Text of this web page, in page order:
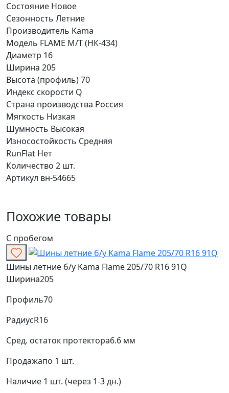
Состояние Новое
Сезонность Летние
Производитель Kama
Модель FLAME M/T (НК-434)
Диаметр 16
Ширина 205
Высота (профиль)70
Индекс скорости Q
Страна производства Россия
Мягкость Низкая
Шумность Высокая
Износостойкость Средняя
RunFlat Нет
Количество 2 шт.
Артикул вн-54665
Похожие товары
С пробегом
Шины летние б/у Kama Flame 205/70 R16 91Q
Ширина205
Профиль70
РадиусR16
Сред. остаток протектора6.6 мм
Продажапо 1 шт.
Наличие 1 шт. (через 1-3 дн.)